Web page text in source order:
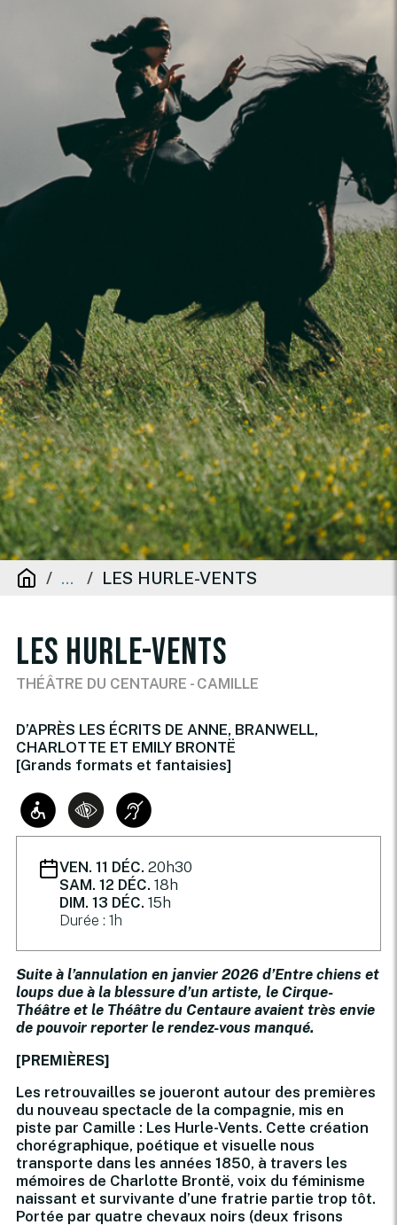
... LES HURLE-VENTS
LES HURLE-VENTS
THÉÂTRE DU CENTAURE - CAMILLE
D’APRÈS LES ÉCRITS DE ANNE, BRANWELL,
CHARLOTTE ET EMILY BRONTË
[Grands formats et fantaisies]
VEN. 11 DÉC. 20h30
SAM. 12 DÉC. 18h
DIM. 13 DÉC. 15h
Durée : 1h
Suite à l’annulation en janvier 2026 d’Entre chiens et
loups due à la blessure d’un artiste, le Cirque-
Théâtre et le Théâtre du Centaure avaient très envie
de pouvoir reporter le rendez-vous manqué.
[PREMIÈRES]
Les retrouvailles se joueront autour des premières
du nouveau spectacle de la compagnie, mis en
piste par Camille : Les Hurle-Vents. Cette création
chorégraphique, poétique et visuelle nous
transporte dans les années 1850, à travers les
mémoires de Charlotte Brontë, voix du féminisme
naissant et survivante d’une fratrie partie trop tôt.
Portée par quatre chevaux noirs (deux frisons